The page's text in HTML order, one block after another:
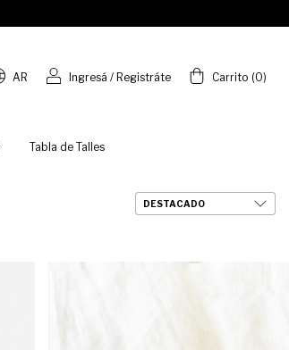
AR Ingresá / Registráte Carrito (0)
Tabla de Talles